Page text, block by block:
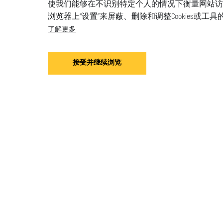
使我们能够在不识别特定个人的情况下衡量网站
浏览器上“设置”来屏蔽、删除和调整Cookies或工
了解更多
接受并继续浏览